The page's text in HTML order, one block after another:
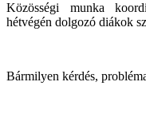
Közösségi munka
hétvégén dolgozó diákok
Bármilyen kérdés,